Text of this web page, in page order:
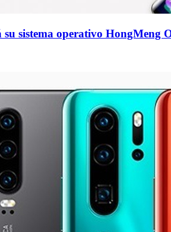
sistema operativo HongMeng